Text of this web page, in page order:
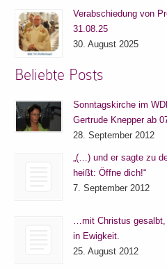
Verabschiedung von
31.08.25
30. August 2025
Beliebte Posts
Sonntagskirche im
Gertrude Knepper ab
28. September 2012
„(…) und er sagte zu
heißt: Öffne dich!“
7. September 2012
…mit Christus
in Ewigkeit.
25. August 2012